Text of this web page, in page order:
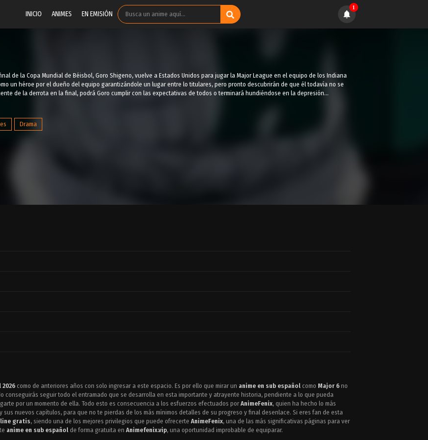
INICIO ANIMES EN EMISIÓN
1
de la Copa Mundial de Béisbol, Goro Shigeno, vuelve a Estados Unidos para jugar la Major League en el equipo de los Indiana
un héroe por el dueño del equipo garantizándole un lugar entre lo titulares, pero pronto descubrirán de que él todavía no se
de la derrota en la final, podrá Goro cumplir con las expectativas de todos o terminará hundiéndose en la depresión…
Drama
2026 como de anteriores años con solo ingresar a este espacio. Es por ello que mirar un anime en sub español como Major 6 no
conseguirás seguir todo el entramado que se desarrolla en esta importante y atrayente historia, pendiente a lo que pueda
por un momento de ella. Todo esto es consecuencia a los esfuerzos efectuados por AnimeFenix, quien ha hecho lo más
nuevos capítulos, para que no te pierdas de los más mínimos detalles de su progreso y final desenlace. Si eres fan de esta
gratis, siendo una de los mejores privilegios que puede ofrecerte AnimeFenix, una de las más significativas páginas para ver
anime en sub español de forma gratuita en Animefenix.vip, una oportunidad improbable de equiparar.